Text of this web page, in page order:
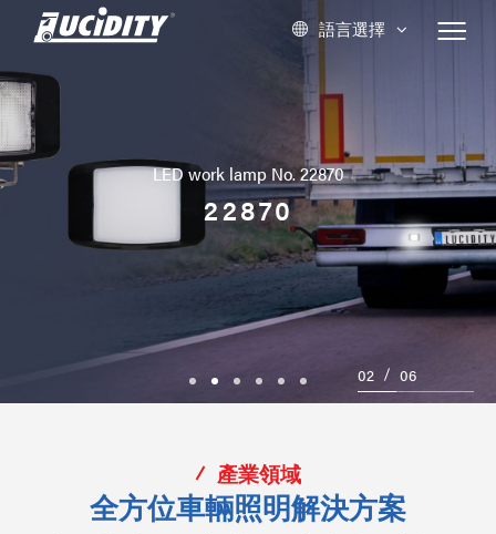
語言選擇
LED work lamp No. 22870
22870
1 2 3 4 5 6 02 06
產業領域
全方位車輛照明解決方案